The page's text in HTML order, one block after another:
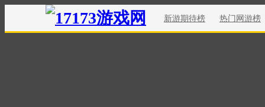
新游期待榜 热门网游榜